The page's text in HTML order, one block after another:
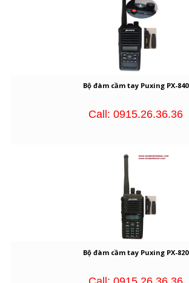
Bộ đàm cầm tay Puxing PX-840
Call: 0915.26.36.36
Bộ đàm cầm tay Puxing PX-820